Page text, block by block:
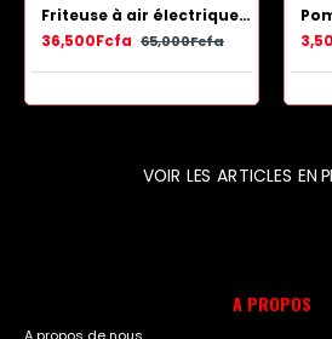
Friteuse à air électrique en acier inoxydable avec panier antiadhésif 13.5 L
36,500Fcfa 65,000Fcfa
VOIR LES ARTICLES EN
A PROPOS